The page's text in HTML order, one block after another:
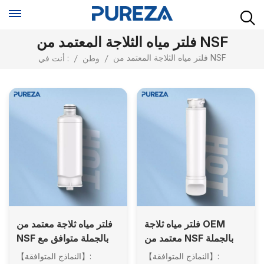
فلتر مياه الثلاجة المعتمد من NSF
أنت في : / وطن / فلتر مياه الثلاجة المعتمد من NSF
فلتر مياه ثلاجة معتمد من
NSF بالجملة متوافق مع
Samsung DA97-
【النماذج المتوافقة】:
فلتر مياه ثلاجة OEM
معتمد من NSF بالجملة
متوافق مع EPTWFU01
【النماذج المتوافقة】: